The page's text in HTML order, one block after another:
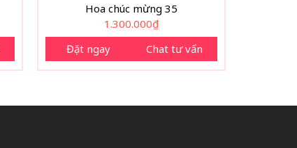
Hoa chúc mừng 35
1.300.000₫
Đặt ngay
Chat tư vấn